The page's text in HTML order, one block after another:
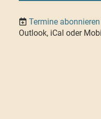
Termine abonnieren
Outlook, iCal oder